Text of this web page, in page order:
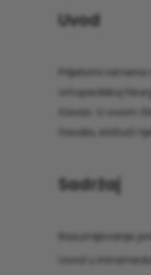
Uvod
Prijelomi
ortopedskoj
čavao. U ovom
čavala, ističući
Sadržaj
Razumijevanje
Uvod u